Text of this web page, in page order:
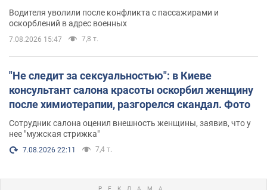
Водителя уволили после конфликта с пассажирами и
оскорблений в адрес военных
7.08.2026 15:47 7,8 т.
"Не следит за сексуальностью": в Киеве
консультант салона красоты оскорбил женщину
после химиотерапии, разгорелся скандал. Фото
Сотрудник салона оценил внешность женщины, заявив, что у
нее "мужская стрижка"
7.08.2026 22:11 7,4 т.